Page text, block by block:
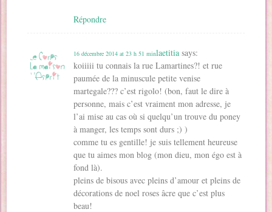
Répondre
laetitia says:
16 décembre 2014 at 23 h 51 min
koiiiii tu connais la rue Lamartines?! et rue
paumée de la minuscule petite venise
martegale??? c’est rigolo! (bon, faut le dire à
personne, mais c’est vraiment mon adresse, je
l’ai mise au cas où si quelqu’un trouve du poney
à manger, les temps sont durs ;) )
comme tu es gentille! je suis tellement heureuse
que tu aimes mon blog (mon dieu, mon égo est à
fond là).
pleins de bisous avec pleins d’amour et pleins de
décorations de noel roses âcre que c’est plus
beau!